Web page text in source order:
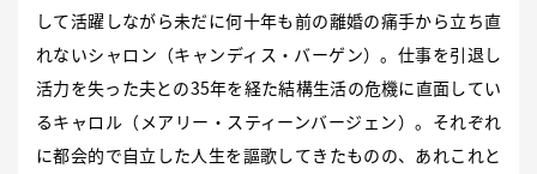
して活躍しながら未だに何十年も前の離婚の痛手から立ち直
れないシャロン（キャンディス・バーゲン）。仕事を引退し
活力を失った夫との35年を経た結構生活の危機に直面してい
るキャロル（メアリー・スティーンバージェン）。それぞれ
に都会的で自立した人生を謳歌してきたものの、あれこれと